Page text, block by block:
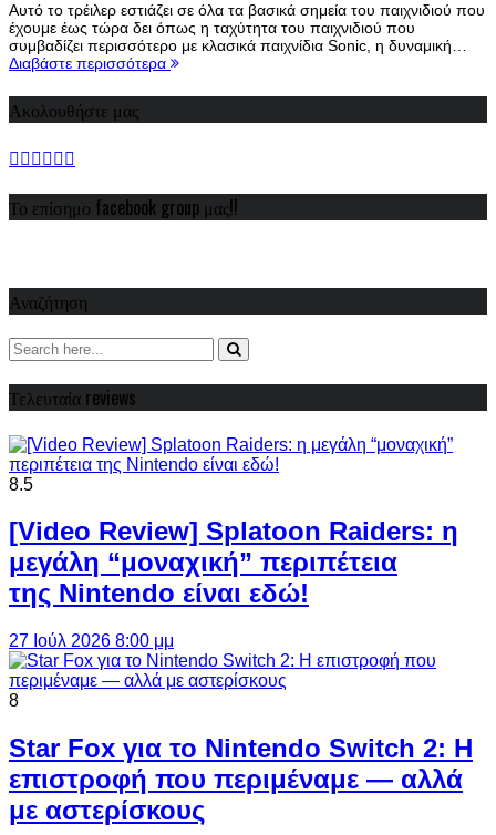
Αυτό το τρέιλερ εστιάζει σε όλα τα βασικά σημεία του παιχνιδιού που
έχουμε έως τώρα δει όπως η ταχύτητα του παιχνιδιού που
συμβαδίζει περισσότερο με κλασικά παιχνίδια Sonic, η δυναμική…
Διαβάστε περισσότερα
Ακολουθήστε μας
Το επίσημο facebook group μας!!
Αναζήτηση
Τελευταία reviews
8.5
[Video Review] Splatoon Raiders: η
μεγάλη “μοναχική” περιπέτεια
της Nintendo είναι εδώ!
27 Ιούλ 2026 8:00 μμ
8
Star Fox για το Nintendo Switch 2: Η
επιστροφή που περιμέναμε — αλλά
με αστερίσκους